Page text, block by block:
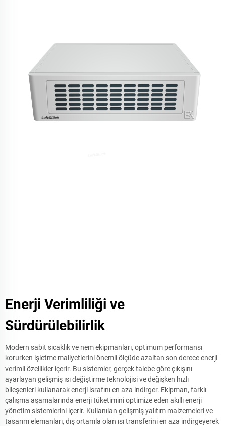
Enerji Verimliliği ve
Sürdürülebilirlik
Modern sabit sıcaklık ve nem ekipmanları, optimum performansı
korurken işletme maliyetlerini önemli ölçüde azaltan son derece enerji
verimli özellikler içerir. Bu sistemler, gerçek talebe göre çıkışını
ayarlayan gelişmiş ısı değiştirme teknolojisi ve değişken hızlı
bileşenleri kullanarak enerji israfını en aza indirger. Ekipman, farklı
çalışma aşamalarında enerji tüketimini optimize eden akıllı enerji
yönetim sistemlerini içerir. Kullanılan gelişmiş yalıtım malzemeleri ve
tasarım elemanları, dış ortamla olan ısı transferini en aza indirgeyerek